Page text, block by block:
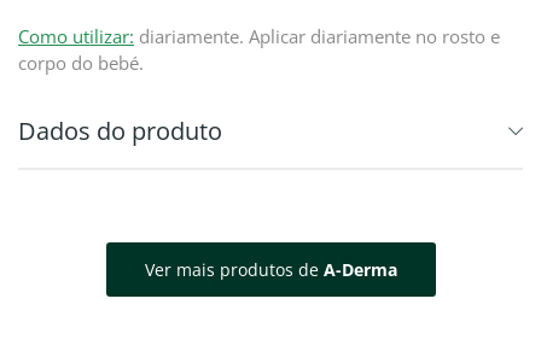
Como utilizar: diariamente. Aplicar diariamente no rosto e
corpo do bebé.
Dados do produto
Ver mais produtos de A-Derma